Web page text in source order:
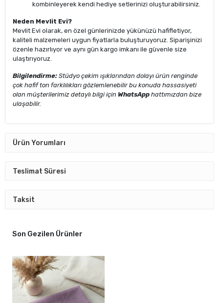
kombinleyerek kendi hediye setlerinizi oluşturabilirsiniz.
Neden Mevlit Evi?
Mevlit Evi olarak, en özel günlerinizde yükünüzü hafifletiyor,
kaliteli malzemeleri uygun fiyatlarla buluşturuyoruz. Siparişinizi
özenle hazırlıyor ve aynı gün kargo imkanı ile güvenle size
ulaştırıyoruz.
Bilgilendirme: Stüdyo çekim ışıklarından dolayı ürün renginde
çok hafif ton farklılıkları gözlemlenebilir bu konuda hassasiyeti
olan müşterilerimiz detaylı bilgi için WhatsApp hattımızdan bize
ulaşabilir.
Ürün Yorumları
Teslimat Süresi
Taksit
Son Gezilen Ürünler